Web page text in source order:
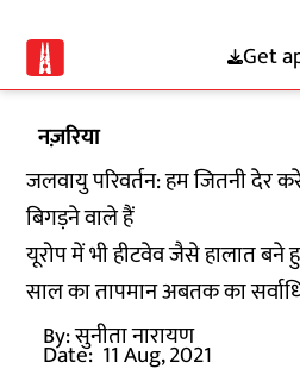
Get
नज़रिया
जलवायु परिवर्तन: हम जितनी देर
बिगड़ने वाले हैं
यूरोप में भी हीटवेव जैसे हालात
साल का तापमान अबतक का
By:सुनीता नारायण
Date: 11 Aug, 2021